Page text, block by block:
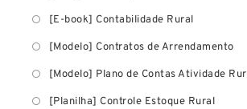
[E-book] Contabilidade Rural
[Modelo] Contratos de Arrendamento
[Modelo] Plano de Contas Atividade
[Planilha] Controle Estoque Rural